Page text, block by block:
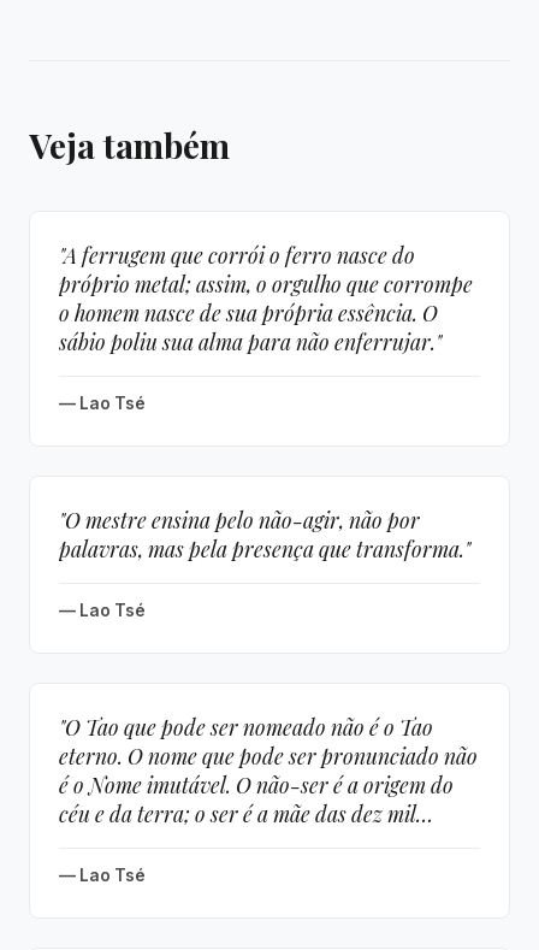
Veja também
"A ferrugem que corrói o ferro nasce do
próprio metal; assim, o orgulho que corrompe
o homem nasce de sua própria essência. O
sábio poliu sua alma para não enferrujar."
— Lao Tsé
"O mestre ensina pelo não-agir, não por
palavras, mas pela presença que transforma."
— Lao Tsé
"O Tao que pode ser nomeado não é o Tao
eterno. O nome que pode ser pronunciado não
é o Nome imutável. O não-ser é a origem do
céu e da terra; o ser é a mãe das dez mil
— Lao Tsé